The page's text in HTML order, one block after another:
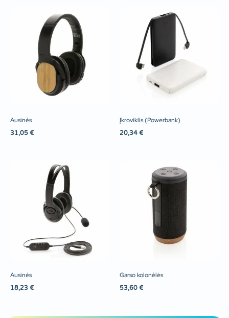
Ausinės
31,05 €
Įkroviklis (Powerbank)
20,34 €
Ausinės
18,23 €
Garso kolonėlės
53,60 €